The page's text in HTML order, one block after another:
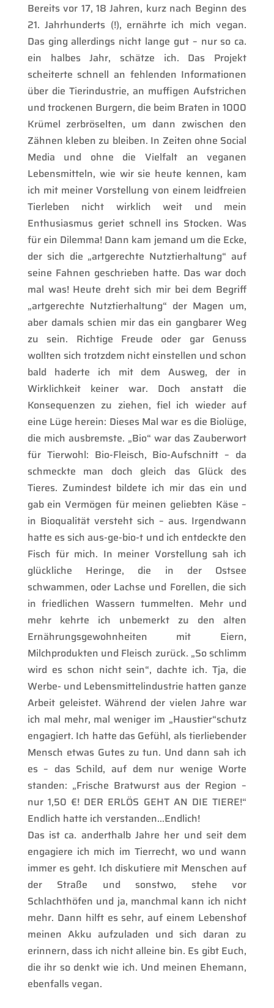
Bereits vor 17, 18 Jahren, kurz nach Beginn des
21. Jahrhunderts (!), ernährte ich mich vegan.
Das ging allerdings nicht lange gut – nur so ca.
ein halbes Jahr, schätze ich. Das Projekt
scheiterte schnell an fehlenden Informationen
über die Tierindustrie, an muffigen Aufstrichen
und trockenen Burgern, die beim Braten in 1000
Krümel zerbröselten, um dann zwischen den
Zähnen kleben zu bleiben. In Zeiten ohne Social
Media und ohne die Vielfalt an veganen
Lebensmitteln, wie wir sie heute kennen, kam
ich mit meiner Vorstellung von einem leidfreien
Tierleben nicht wirklich weit und mein
Enthusiasmus geriet schnell ins Stocken. Was
für ein Dilemma! Dann kam jemand um die Ecke,
der sich die „artgerechte Nutztierhaltung“ auf
seine Fahnen geschrieben hatte. Das war doch
mal was! Heute dreht sich mir bei dem Begriff
„artgerechte Nutztierhaltung“ der Magen um,
aber damals schien mir das ein gangbarer Weg
zu sein. Richtige Freude oder gar Genuss
wollten sich trotzdem nicht einstellen und schon
bald haderte ich mit dem Ausweg, der in
Wirklichkeit keiner war. Doch anstatt die
Konsequenzen zu ziehen, fiel ich wieder auf
eine Lüge herein: Dieses Mal war es die Biolüge,
die mich ausbremste. „Bio“ war das Zauberwort
für Tierwohl: Bio-Fleisch, Bio-Aufschnitt – da
schmeckte man doch gleich das Glück des
Tieres. Zumindest bildete ich mir das ein und
gab ein Vermögen für meinen geliebten Käse –
in Bioqualität versteht sich – aus. Irgendwann
hatte es sich aus-ge-bio-t und ich entdeckte den
Fisch für mich. In meiner Vorstellung sah ich
glückliche Heringe, die in der Ostsee
schwammen, oder Lachse und Forellen, die sich
in friedlichen Wassern tummelten. Mehr und
mehr kehrte ich unbemerkt zu den alten
Ernährungsgewohnheiten mit Eiern,
Milchprodukten und Fleisch zurück. „So schlimm
wird es schon nicht sein“, dachte ich. Tja, die
Werbe- und Lebensmittelindustrie hatten ganze
Arbeit geleistet. Während der vielen Jahre war
ich mal mehr, mal weniger im „Haustier“schutz
engagiert. Ich hatte das Gefühl, als tierliebender
Mensch etwas Gutes zu tun. Und dann sah ich
es – das Schild, auf dem nur wenige Worte
standen: „Frische Bratwurst aus der Region –
nur 1,50 €! DER ERLÖS GEHT AN DIE TIERE!“
Endlich hatte ich verstanden…Endlich!
Das ist ca. anderthalb Jahre her und seit dem
engagiere ich mich im Tierrecht, wo und wann
immer es geht. Ich diskutiere mit Menschen auf
der Straße und sonstwo, stehe vor
Schlachthöfen und ja, manchmal kann ich nicht
mehr. Dann hilft es sehr, auf einem Lebenshof
meinen Akku aufzuladen und sich daran zu
erinnern, dass ich nicht alleine bin. Es gibt Euch,
die ihr so denkt wie ich. Und meinen Ehemann,
ebenfalls vegan.